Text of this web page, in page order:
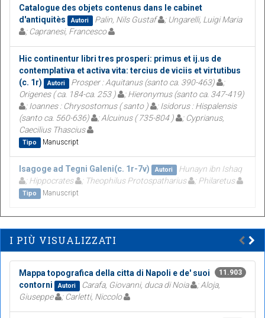
Catalogue des objets contenus dans le cabinet
d'antiquitès
Autori Palin, Nils Gustaf
; Ungarelli, Luigi Maria
; Capranesi, Francesco
Hic continentur libri tres prosperi: primus et ij.us de
contemplativa et activa vita: tercius de viciis et virtutibus
(c. 1r)
Autori Prosper : Aquitanus (santo ca. 390-463)
;
Origenes ( ca. 184-ca. 253 )
; Hieronymus (santo ca. 347-419)
; Ioannes : Chrysostomus ( santo )
; Isidorus : Hispalensis
(santo ca. 560-636)
; Alcuinus ( 735-804 )
; Cyprianus,
Caecilius Thascius
Tipo Manuscript
Isagoge ad Tegni Galeni(c. 1r-7v) Autori
Hunayn ibn Ishaq
; Hippocrates
; Theophilus Protospatharius ; Philaretus
Tipo Manuscript
I PIÙ VISUALIZZATI
11.903
Mappa topografica della citta di Napoli e de' suoi
contorni
Autori Carafa, Giovanni, duca di Noia
; Aloja,
Giuseppe
; Carletti, Niccolo